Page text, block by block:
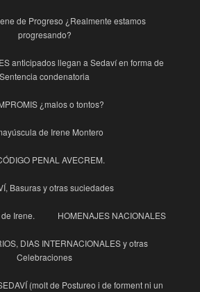
de Progreso ¿Realmente estamos
progresando?
anticipados llegan a Sedaví en forma de
Sentencia condenatoria
¿malos o tontos?
de Irene Montero
PENAL AVECREM.
Basuras y otras suciedades
Irene. HOMENAJES NACIONALES
DIAS INTERNACIONALES y otras
Celebraciones
(molt de Postureo i de forment ni un